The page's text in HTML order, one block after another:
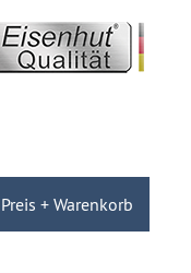
Preis + Warenkorb